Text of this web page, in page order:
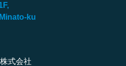
ku
式会社